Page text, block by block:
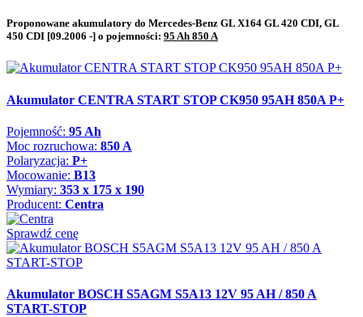
Proponowane akumulatory do Mercedes-Benz GL X164 GL 420 CDI, GL
450 CDI [09.2006 -] o pojemności: 95 Ah 850 A
Akumulator CENTRA START STOP CK950 95AH 850A P+
Pojemność: 95 Ah
Moc rozruchowa: 850 A
Polaryzacja: P+
Mocowanie: B13
Wymiary: 353 x 175 x 190
Producent: Centra
Sprawdź cenę
Akumulator BOSCH S5AGM S5A13 12V 95 AH / 850 A
START-STOP